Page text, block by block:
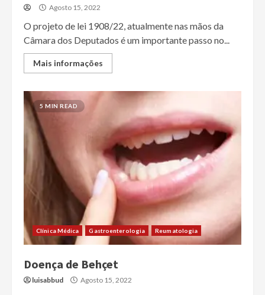
Agosto 15, 2022
O projeto de lei 1908/22, atualmente nas mãos da
Câmara dos Deputados é um importante passo no...
Mais informações
5 MIN READ
Clínica Médica Gastroenterologia Reumatologia
Doença de Behçet
luisabbud Agosto 15, 2022